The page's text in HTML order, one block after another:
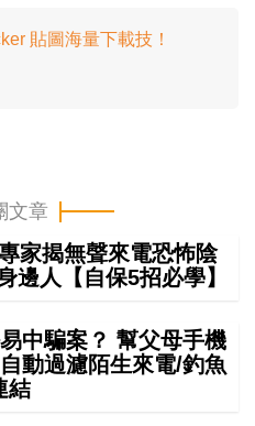
貼圖海量下載技！
文章
家揭無聲來電恐怖陰
邊人【自保5招必學】
中騙案？ 幫父母手機
動過濾陌生來電/釣魚
結